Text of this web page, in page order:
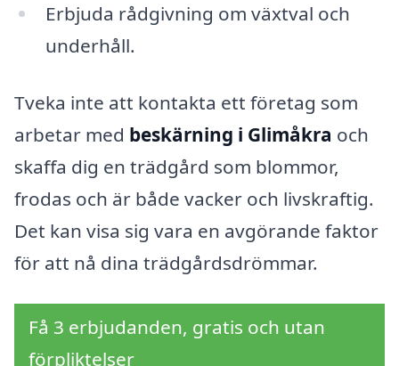
Erbjuda rådgivning om växtval och
underhåll.
Tveka inte att kontakta ett företag som
arbetar med beskärning i Glimåkra och
skaffa dig en trädgård som blommor,
frodas och är både vacker och livskraftig.
Det kan visa sig vara en avgörande faktor
för att nå dina trädgårdsdrömmar.
Få 3 erbjudanden, gratis och utan
förpliktelser